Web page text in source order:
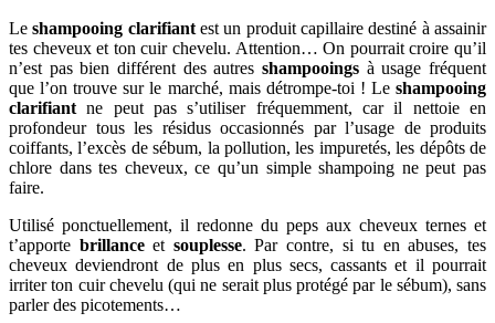
Leshampooing clarifiantest un produit capillaire destiné à assainir
tes cheveux et ton cuir chevelu. Attention… On pourrait croire qu’il
n’est pas bien différent des autres shampooings à usage fréquent
que l’on trouve sur le marché, mais détrompe-toi ! Le shampooing
clarifiant ne peut pas s’utiliser fréquemment, car il nettoie en
profondeur tous les résidus occasionnés par l’usage de produits
coiffants, l’excès de sébum, la pollution, les impuretés, les dépôts de
chlore dans tes cheveux, ce qu’un simple shampoing ne peut pas
faire.
Utilisé ponctuellement, il redonne du peps aux cheveux ternes et
t’apporte brillanceet souplesse. Par contre, si tu en abuses, tes
cheveux deviendront de plus en plus secs, cassants et il pourrait
irriter ton cuir chevelu (qui ne serait plus protégé par le sébum), sans
parler des picotements…